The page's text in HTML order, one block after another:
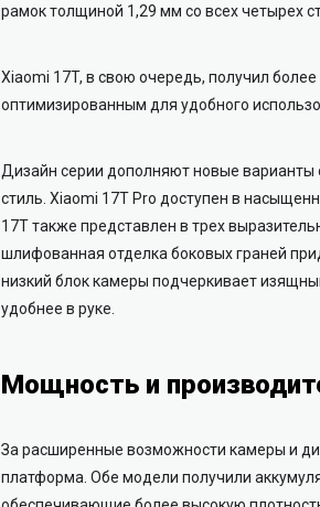
рамок толщиной 1,29 мм со всех четырех
Xiaomi 17T, в свою очередь, получил
оптимизированным для удобного
Дизайн серии дополняют новые варианты
стиль. Xiaomi 17T Pro доступен в
17T также представлен в трех
шлифованная отделка боковых граней
низкий блок камеры подчеркивает
удобнее в руке.
Мощность и
За расширенные возможности камеры и
платформа. Обе модели получили